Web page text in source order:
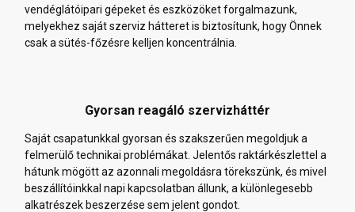
vendéglátóipari gépeket és eszközöket forgalmazunk,
melyekhez saját szerviz hátteret is biztosítunk, hogy Önnek
csak a sütés-főzésre kelljen koncentrálnia.
Gyorsan reagáló szervizháttér
Saját csapatunkkal gyorsan és szakszerűen megoldjuk a
felmerülő technikai problémákat. Jelentős raktárkészlettel a
hátunk mögött az azonnali megoldásra törekszünk, és mivel
beszállítóinkkal napi kapcsolatban állunk, a különlegesebb
alkatrészek beszerzése sem jelent gondot.